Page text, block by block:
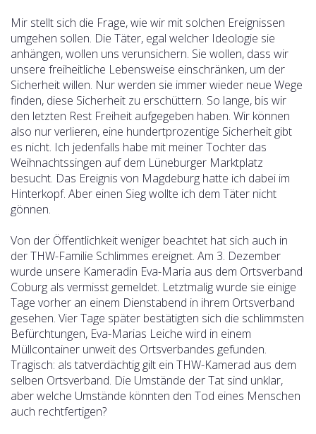
Mir stellt sich die Frage, wie wir mit solchen Ereignissen
umgehen sollen. Die Täter, egal welcher Ideologie sie
anhängen, wollen uns verunsichern. Sie wollen, dass wir
unsere freiheitliche Lebensweise einschränken, um der
Sicherheit willen. Nur werden sie immer wieder neue Wege
finden, diese Sicherheit zu erschüttern. So lange, bis wir
den letzten Rest Freiheit aufgegeben haben. Wir können
also nur verlieren, eine hundertprozentige Sicherheit gibt
es nicht. Ich jedenfalls habe mit meiner Tochter das
Weihnachtssingen auf dem Lüneburger Marktplatz
besucht. Das Ereignis von Magdeburg hatte ich dabei im
Hinterkopf. Aber einen Sieg wollte ich dem Täter nicht
gönnen.
Von der Öffentlichkeit weniger beachtet hat sich auch in
der THW-Familie Schlimmes ereignet. Am 3. Dezember
wurde unsere Kameradin Eva-Maria aus dem Ortsverband
Coburg als vermisst gemeldet. Letztmalig wurde sie einige
Tage vorher an einem Dienstabend in ihrem Ortsverband
gesehen. Vier Tage später bestätigten sich die schlimmsten
Befürchtungen, Eva-Marias Leiche wird in einem
Müllcontainer unweit des Ortsverbandes gefunden.
Tragisch: als tatverdächtig gilt ein THW-Kamerad aus dem
selben Ortsverband. Die Umstände der Tat sind unklar,
aber welche Umstände könnten den Tod eines Menschen
auch rechtfertigen?